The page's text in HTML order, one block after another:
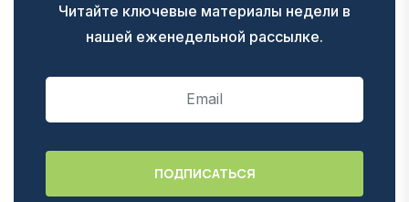
Читайте ключевые материалы недели в
нашей еженедельной рассылке.